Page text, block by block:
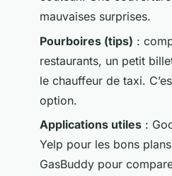
mauvaises surprises.
Pourboires (tips) :
restaurants, un petit
le chauffeur de taxi.
option.
Applications utiles :
Yelp pour les bons
GasBuddy pour